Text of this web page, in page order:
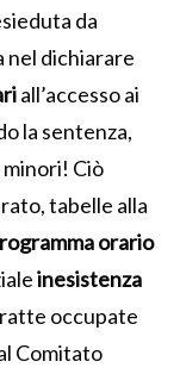
da
nel dichiarare
all’accesso ai
la sentenza,
Ciò
tabelle alla
orario
inesistenza
occupate
Comitato